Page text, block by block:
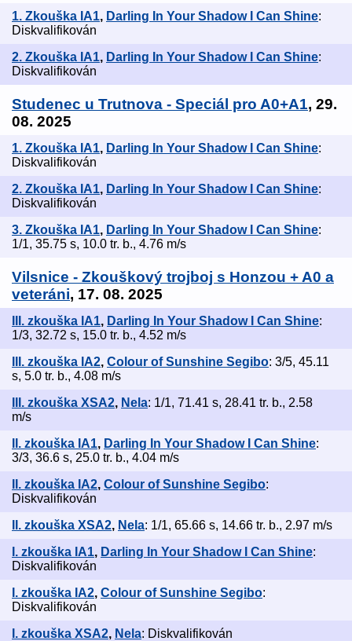
1. Zkouška IA1, Darling In Your Shadow I Can Shine:
Diskvalifikován
2. Zkouška IA1, Darling In Your Shadow I Can Shine:
Diskvalifikován
Studenec u Trutnova - Speciál pro A0+A1, 29.
08. 2025
1. Zkouška IA1, Darling In Your Shadow I Can Shine:
Diskvalifikován
2. Zkouška IA1, Darling In Your Shadow I Can Shine:
Diskvalifikován
3. Zkouška IA1, Darling In Your Shadow I Can Shine:
1/1, 35.75 s, 10.0 tr. b., 4.76 m/s
Vilsnice - Zkouškový trojboj s Honzou + A0 a
veteráni, 17. 08. 2025
III. zkouška IA1, Darling In Your Shadow I Can Shine:
1/3, 32.72 s, 15.0 tr. b., 4.52 m/s
III. zkouška IA2, Colour of Sunshine Segibo: 3/5, 45.11
s, 5.0 tr. b., 4.08 m/s
III. zkouška XSA2, Nela: 1/1, 71.41 s, 28.41 tr. b., 2.58
m/s
II. zkouška IA1, Darling In Your Shadow I Can Shine:
3/3, 36.6 s, 25.0 tr. b., 4.04 m/s
II. zkouška IA2, Colour of Sunshine Segibo:
Diskvalifikován
II. zkouška XSA2, Nela: 1/1, 65.66 s, 14.66 tr. b., 2.97 m/s
I. zkouška IA1, Darling In Your Shadow I Can Shine:
Diskvalifikován
I. zkouška IA2, Colour of Sunshine Segibo:
Diskvalifikován
I. zkouška XSA2, Nela: Diskvalifikován